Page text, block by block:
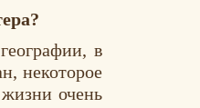
в
некоторое
очень